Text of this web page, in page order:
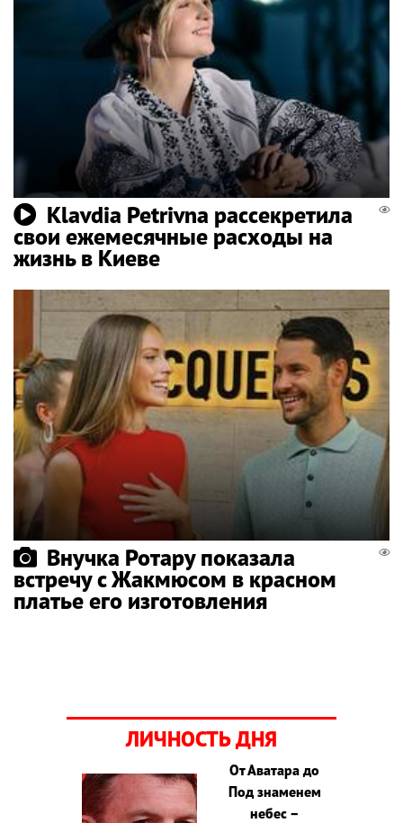
Klavdia Petrivna рассекретила
свои ежемесячные расходы на
жизнь в Киеве
Внучка Ротару показала
встречу с Жакмюсом в красном
платье его изготовления
ЛИЧНОСТЬ ДНЯ
От Аватара до
Под знаменем
небес –